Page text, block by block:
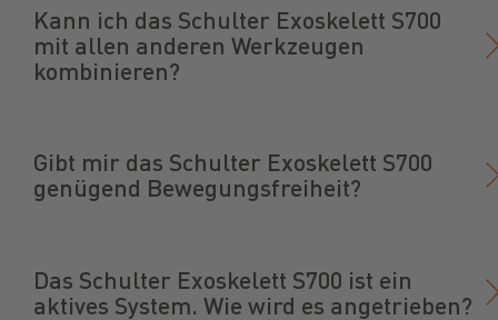
Kann ich das Schulter Exoskelett S700
mit allen anderen Werkzeugen
kombinieren?
Gibt mir das Schulter Exoskelett S700
genügend Bewegungsfreiheit?
Das Schulter Exoskelett S700 ist ein
aktives System. Wie wird es angetrieben?